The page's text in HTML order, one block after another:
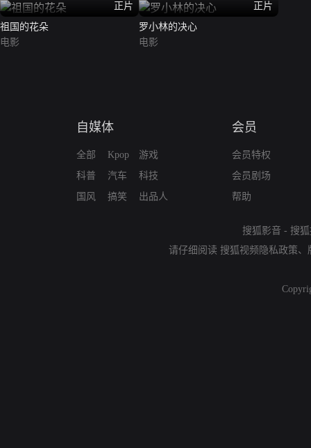
正片
祖国的花朵
电影
正片
罗小林的决心
电影
自媒体
全部
科普
国风
Kpop
汽车
搞笑
游戏
科技
出品人
会员
会员特权
会员剧场
帮助
搜狐影音 - 搜
请仔细阅读 搜狐视频隐私政策、